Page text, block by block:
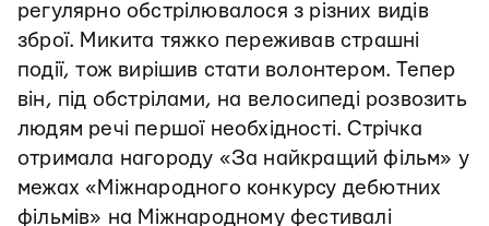
регулярно обстрілювалося з різних видів
зброї. Микита тяжко переживав страшні
події, тож вирішив стати волонтером. Тепер
він, під обстрілами, на велосипеді розвозить
людям речі першої необхідності. Стрічка
отримала нагороду «За найкращий фільм» у
межах «Міжнародного конкурсу дебютних
фільмів» на Міжнародному фестивалі